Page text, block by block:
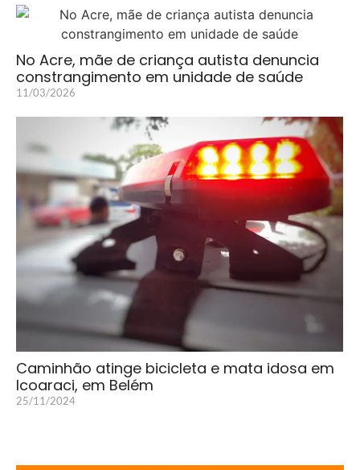
No Acre, mãe de criança autista denuncia
constrangimento em unidade de saúde
11/03/2026
Caminhão atinge bicicleta e mata idosa em
Icoaraci, em Belém
25/11/2024